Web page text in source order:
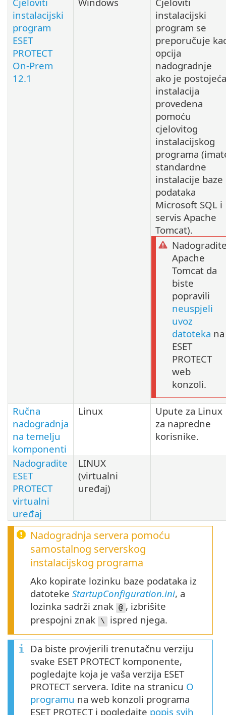
instalacijski
program
ESET
PROTECT
On-Prem
12.1
instalacijski
program se
preporučuje
opcija
nadogradnje
ako je postojeća
instalacija
provedena
pomoću
cjelovitog
instalacijskog
programa
standardne
instalacije baze
podataka
Microsoft SQL i
servis Apache
Tomcat).
Apache
Tomcat da
biste
popravili
neuspjeli
uvoz
datoteka na
ESET
PROTECT
web
konzoli.
Ručna
nadogradnja
na temelju
komponenti
Linux
Upute za Linux
za napredne
korisnike.
Nadogradite
ESET
PROTECT
virtualni
uređaj
LINUX
(virtualni
uređaj)
Nadogradnja servera pomoću
samostalnog serverskog
instalacijskog programa
Ako kopirate lozinku baze podataka iz
datoteke StartupConfiguration.ini, a
lozinka sadrži znak
@ , izbrišite
prespojni znak
\ ispred njega.
Da biste provjerili trenutačnu verziju
svake ESET PROTECT komponente,
pogledajte koja je vaša verzija ESET
PROTECT servera. Idite na stranicu O
programu na web konzoli programa
ESET PROTECT i pogledajte popis svih